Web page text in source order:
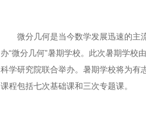
微分几何是当今数学发展迅速的主
办“微分几何”暑期学校。此次暑期学
科学研究院联合举办。暑期学校将为有
课程包括七次基础课和三次专题课。